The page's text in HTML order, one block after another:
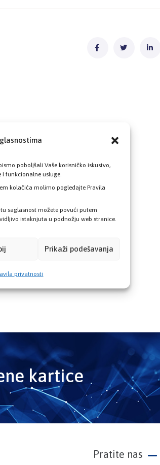
poboljšali Vaše korisničko iskustvo,
funkcionalne usluge.
kolačića molimo pogledajte Pravila
saglasnost možete povući putem
istaknjuta u podnožju web stranice.
Prikaži podešavanja
privatnosti
kartice
Pratite nas